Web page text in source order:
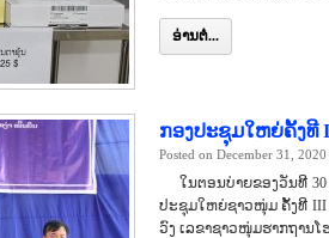
ອ່ານຕໍ່...
ກອງປະຊຸມໃຫຍ່ຄັ້ງທີ
Posted on December 31, 2020
ໃນຕອນບ່າຍຂອງວັນທີ 30
ປະຊຸມໃຫຍ່ຊາວໜຸ່ມ ຄັ້ງທີ III
ວົງ ເລຂາຊາວໜຸ່ມຮາກຖານ